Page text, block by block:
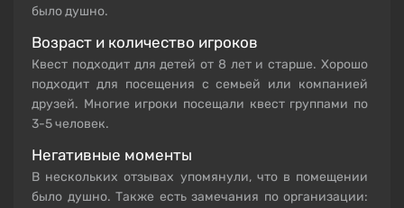
было душно.
Возраст и количество игроков
Квест подходит для детей от 8 лет и старше. Хорошо
подходит для посещения с семьей или компанией
друзей. Многие игроки посещали квест группами по
3-5 человек.
Негативные моменты
В нескольких отзывах упомянули, что в помещении
было душно. Также есть замечания по организации: